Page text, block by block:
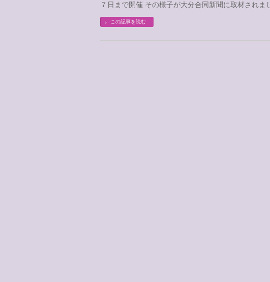
７日まで開催 その様子が大分合同新聞に取材されま
この記事を読む